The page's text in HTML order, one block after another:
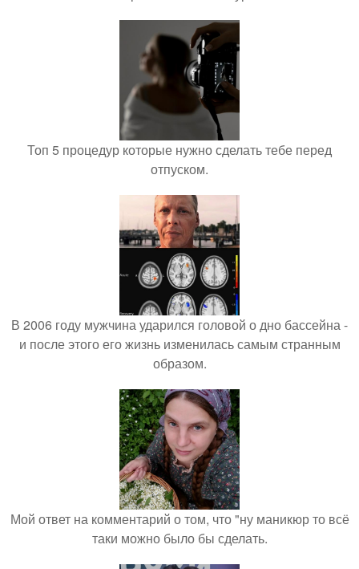
Топ 5 процедур которые нужно сделать тебе перед
отпуском.
В 2006 году мужчина ударился головой о дно бассейна -
и после этого его жизнь изменилась самым странным
образом.
Мой ответ на комментарий о том, что "ну маникюр то всё
таки можно было бы сделать.